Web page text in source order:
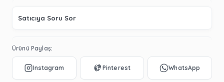
Satıcıya Soru Sor
Ürünü Paylaş: